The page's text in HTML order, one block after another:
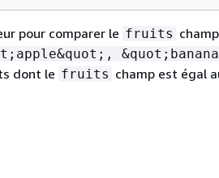
pour comparer le fruits
dont le fruits champ est égal